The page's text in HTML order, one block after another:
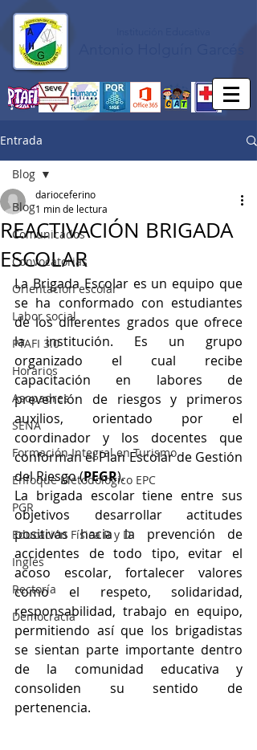
Entrada
Blog
Comunicados
Convocatorias
Orientación escolar
Labor social
PTAFI 3.0
Horarios
Asopadres
SENA
Formación Integral en Turismo
Enfoque Metodologico EPC
PGR
Educación Física R y D
Inglés
Rectoría
Democracia
Blog
REACTIVACIÓN BRIGADA
ESCOLAR
darioceferino
1 min de lectura
La Brigada Escolar es un equipo que
se ha conformado con estudiantes
de los diferentes grados que ofrece
la institución. Es un grupo
organizado el cual recibe
capacitación en labores de
prevención de riesgos y primeros
auxilios, orientado por el
coordinador y los docentes que
conforman el Plan Escolar de Gestión
del Riesgo (PEGR).
La brigada escolar tiene entre sus
objetivos desarrollar actitudes
positivas hacia la prevención de
accidentes de todo tipo, evitar el
acoso escolar, fortalecer valores
como el respeto, solidaridad,
responsabilidad, trabajo en equipo,
permitiendo así que los brigadistas
se sientan parte importante dentro
de la comunidad educativa y
consoliden su sentido de
pertenencia.